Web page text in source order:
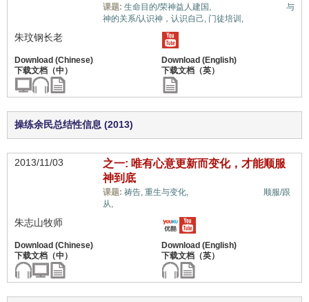
课题: 生命目的/荣神益人建国,
与
神的关系/认识神，认识自己, 门徒培训,
朱玟钢长老
操练余民总结性信息 (2013)
2013/11/03
之一: 唯有心意更新而变化，才能顺服
神到底
课题: 祷告, 重生与变化,
顺服/跟
从,
朱志山牧师